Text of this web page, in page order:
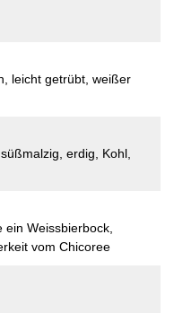
leicht getrübt, weißer
erdig, Kohl,
ein Weissbierbock,
vom Chicoree